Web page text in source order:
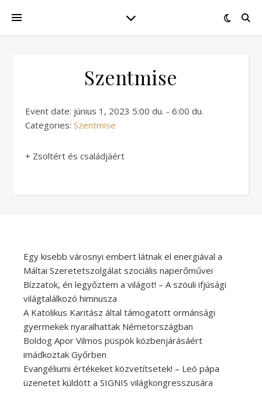
Szentmise
Event date: június 1, 2023 5:00 du. - 6:00 du.
Categories: Szentmise
+ Zsoltért és családjáért
Egy kisebb városnyi embert látnak el energiával a
Máltai Szeretetszolgálat szociális naperőművei
Bízzatok, én legyőztem a világot! – A szöuli ifjúsági
világtalálkozó himnusza
A Katolikus Karitász által támogatott ormánsági
gyermekek nyaralhattak Németországban
Boldog Apor Vilmos püspök közbenjárásáért
imádkoztak Győrben
Evangéliumi értékeket közvetítsetek! – Leó pápa
üzenetet küldött a SIGNIS világkongresszusára